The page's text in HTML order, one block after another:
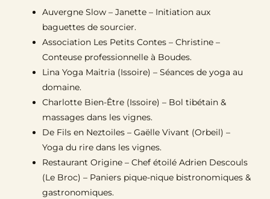
Auvergne Slow – Janette – Initiation aux
baguettes de sourcier.
Association Les Petits Contes – Christine –
Conteuse professionnelle à Boudes.
Lina Yoga Maitria (Issoire) – Séances de yoga au
domaine.
Charlotte Bien-Être (Issoire) – Bol tibétain &
massages dans les vignes.
De Fils en Neztoiles – Gaëlle Vivant (Orbeil) –
Yoga du rire dans les vignes.
Restaurant Origine – Chef étoilé Adrien Descouls
(Le Broc) – Paniers pique-nique bistronomiques &
gastronomiques.